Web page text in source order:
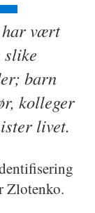
vært
slike
barn
kolleger
livet.
Zlotenko.